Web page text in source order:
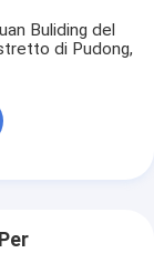
Buliding del
di Pudong,